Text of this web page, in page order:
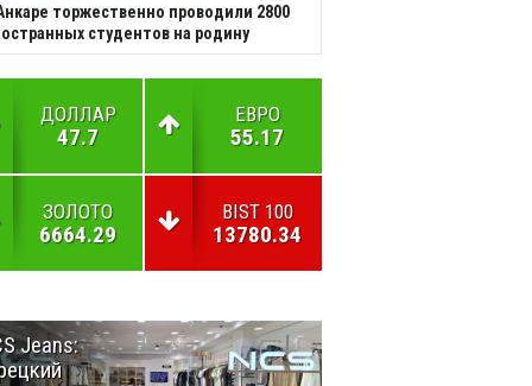
торжественно проводили 2800
студентов на родину
ДОЛЛАР
47.7
ЕВРО
55.17
ЗОЛОТО
6664.29
BIST 100
13780.34
Jeans: